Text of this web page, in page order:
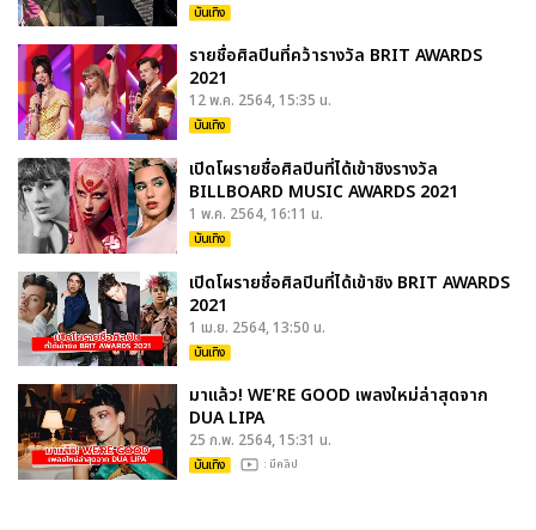
บันเทิง
รายชื่อศิลปินที่คว้ารางวัล BRIT AWARDS
2021
12 พ.ค. 2564, 15:35 น.
บันเทิง
เปิดโผรายชื่อศิลปินที่ได้เข้าชิงรางวัล
BILLBOARD MUSIC AWARDS 2021
1 พ.ค. 2564, 16:11 น.
บันเทิง
เปิดโผรายชื่อศิลปินที่ได้เข้าชิง BRIT AWARDS
2021
1 เม.ย. 2564, 13:50 น.
บันเทิง
มาแล้ว! WE'RE GOOD เพลงใหม่ล่าสุดจาก
DUA LIPA
25 ก.พ. 2564, 15:31 น.
บันเทิง : มีคลิป